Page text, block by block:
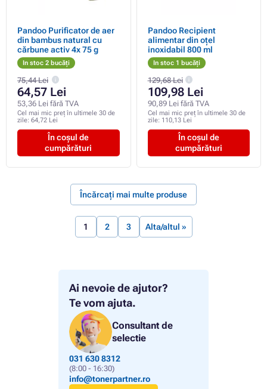
Ai nevoie de ajutor?
Te vom ajuta.
Consultant de
selectie
031 630 8312
(8:00 - 16:30)
info@tonerpartner.ro
Pandoo Purificator de aer
din bambus natural cu
cărbune activ 4x 75 g
In stoc 2 bucăți
75,44 Lei
64,57 Lei
53,36 Lei fără TVA
Cel mai mic preț în ultimele 30 de
zile: 64,72 Lei
În coșul de
cumpărături
Pandoo Recipient
alimentar din oțel
inoxidabil 800 ml
In stoc 1 bucăți
129,68 Lei
109,98 Lei
90,89 Lei fără TVA
Cel mai mic preț în ultimele 30 de
zile: 110,13 Lei
În coșul de
cumpărături
Încărcați mai multe produse
1 2 3 Alta/altul »